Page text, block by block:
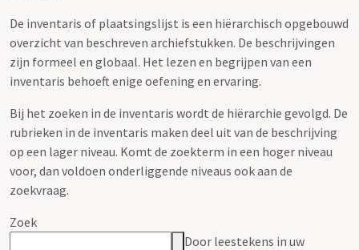
De inventaris of plaatsingslijst is een hiërarchisch opgebouwd
overzicht van beschreven archiefstukken. De beschrijvingen
zijn formeel en globaal. Het lezen en begrijpen van een
inventaris behoeft enige oefening en ervaring.
Bij het zoeken in de inventaris wordt de hiërarchie gevolgd. De
rubrieken in de inventaris maken deel uit van de beschrijving
op een lager niveau. Komt de zoekterm in een hoger niveau
voor, dan voldoen onderliggende niveaus ook aan de
zoekvraag.
Zoek
Door leestekens in uw